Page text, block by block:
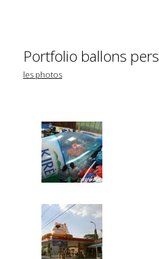
Portfolio ballons
les photos